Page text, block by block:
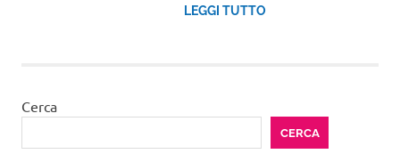
LEGGI TUTTO
Cerca
CERCA